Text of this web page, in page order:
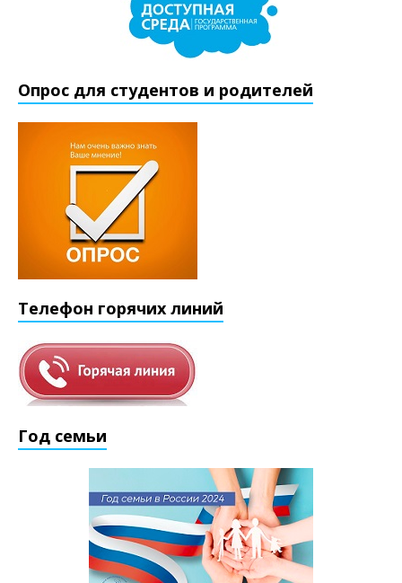
Опрос для студентов и родителей
Телефон горячих линий
Год семьи